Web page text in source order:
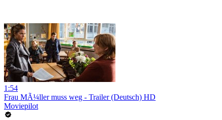
1:54
Frau MÃ¼ller muss weg - Trailer (Deutsch) HD
Moviepilot